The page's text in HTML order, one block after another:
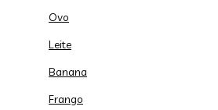
Ovo
Leite
Banana
Frango